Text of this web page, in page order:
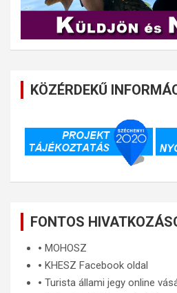
KÖZÉRDEKŰ
FONTOS
🞄 MOHOSZ
🞄 KHESZ Facebook oldal
🞄 Turista állami jegy online